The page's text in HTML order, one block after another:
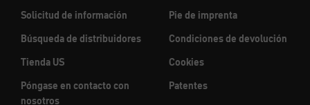
Solicitud de información
Búsqueda de distribuidores
Tienda US
Póngase en contacto con
nosotros
Pie de imprenta
Condiciones de devolución
Cookies
Patentes